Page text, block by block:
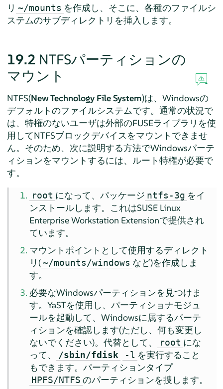
リ ~/mounts を作成し、そこに、各種のファイルシ
ステムのサブディレクトリを挿入します。
19.2 NTFSパーティションの
マウント
NTFS(New Technology File System)は、Windowsの
デフォルトのファイルシステムです。通常の状況で
は、特権のないユーザは外部のFUSEライブラリを使
用してNTFSブロックデバイスをマウントできませ
ん。そのため、次に説明する方法でWindowsパーテ
ィションをマウントするには、ルート特権が必要で
す。
root になって、パッケージ ntfs-3g をイ
ンストールします。 これはSUSE Linux
Enterprise Workstation Extensionで提供され
ています。
マウントポイントとして使用するディレクト
リ(~/mounts/windows など)を作成しま
す。
必要なWindowsパーティションを見つけま
す。YaSTを使用し、パーティショナモジュ
ールを起動して、Windowsに属するパーテ
ィションを確認します(ただし、何も変更し
ないでください)。代替として、
root にな
って、
/sbin/fdisk -l を実行すること
もできます。パーティションタイプ
HPFS/NTFS のパーティションを捜します。